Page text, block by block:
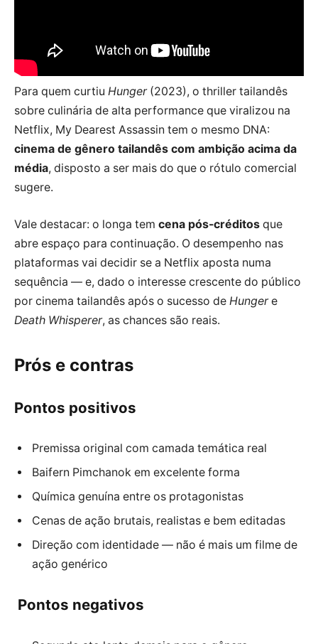
Para quem curtiu Hunger(2023), o thriller tailandês
sobre culinária de alta performance que viralizou na
Netflix, My Dearest Assassin tem o mesmo DNA:
cinema de gênero tailandês com ambição acima da
média, disposto a ser mais do que o rótulo comercial
sugere.
Vale destacar: o longa tem cena pós-créditos que
abre espaço para continuação. O desempenho nas
plataformas vai decidir se a Netflix aposta numa
sequência — e, dado o interesse crescente do público
por cinema tailandês após o sucesso de Hungere
Death Whisperer, as chances são reais.
Prós e contras
Pontos positivos
Premissa original com camada temática real
Baifern Pimchanok em excelente forma
Química genuína entre os protagonistas
Cenas de ação brutais, realistas e bem editadas
Direção com identidade — não é mais um filme de
ação genérico
Pontos negativos